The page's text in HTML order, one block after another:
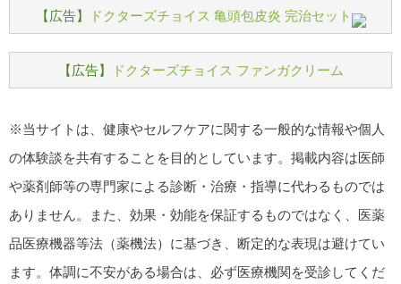
【広告】 ドクターズチョイス 亀頭包皮炎 完治セット
【広告】 ドクターズチョイス ファンガクリーム
※当サイトは、健康やセルフケアに関する一般的な情報や個人
の体験談を共有することを目的としています。掲載内容は医師
や薬剤師等の専門家による診断・治療・指導に代わるものでは
ありません。また、効果・効能を保証するものではなく、医薬
品医療機器等法（薬機法）に基づき、断定的な表現は避けてい
ます。体調に不安がある場合は、必ず医療機関を受診してくだ